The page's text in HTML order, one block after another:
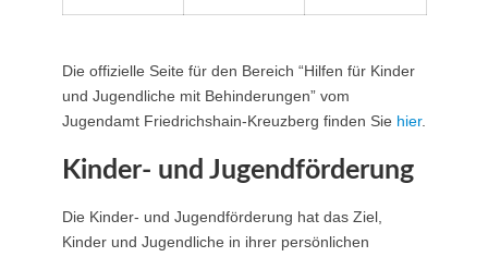
Die offizielle Seite für den Bereich “Hilfen für Kinder
und Jugendliche mit Behinderungen” vom
Jugendamt Friedrichshain-Kreuzberg finden Sie hier.
Kinder- und Jugendförderung
Die Kinder- und Jugendförderung hat das Ziel,
Kinder und Jugendliche in ihrer persönlichen